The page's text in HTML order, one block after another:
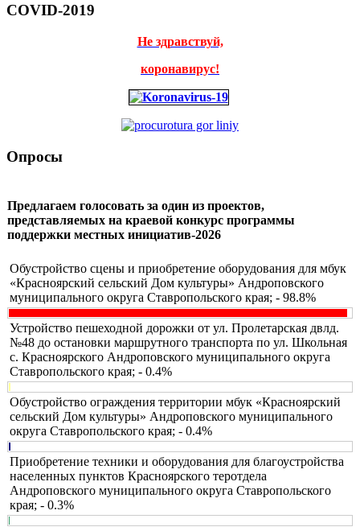
COVID-2019
Не здравствуй,
коронавирус!
Опросы
Предлагаем голосовать за один из проектов,
представляемых на краевой конкурс программы
поддержки местных инициатив-2026
Обустройство сцены и приобретение оборудования для мбук
«Красноярский сельский Дом культуры» Андроповского
муниципального округа Ставропольского края; - 98.8%
Устройство пешеходной дорожки от ул. Пролетарская двлд.
№48 до остановки маршрутного транспорта по ул. Школьная
с. Красноярского Андроповского муниципального округа
Ставропольского края; - 0.4%
Обустройство ограждения территории мбук «Красноярский
сельский Дом культуры» Андроповского муниципального
округа Ставропольского края; - 0.4%
Приобретение техники и оборудования для благоустройства
населенных пунктов Красноярского теротдела
Андроповского муниципального округа Ставропольского
края; - 0.3%